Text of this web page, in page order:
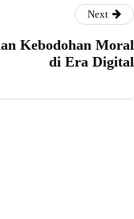
Next
Kebodohan Moral
di Era Digital